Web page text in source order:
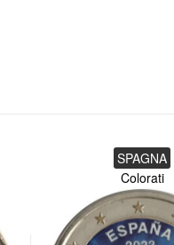
SPAGNA
Colorati